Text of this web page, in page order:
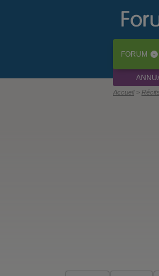
FORUM ‹
Accueil Récits